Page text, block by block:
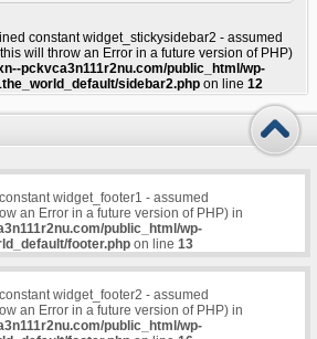
constant widget_stickysidebar2 - assumed
will throw an Error in a future version of PHP)
pckvca3n111r2nu.com/public_html/wp-
sidebar2.phpon line 12
widget_footer1 - assumed
an Error in a future version of PHP) in
public_html/wp-
footer.phpon line 13
widget_footer2 - assumed
an Error in a future version of PHP) in
public_html/wp-